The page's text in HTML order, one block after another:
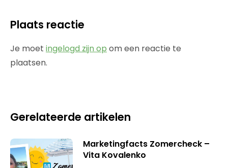
Plaats reactie
Je moet ingelogd zijn op om een reactie te
plaatsen.
Gerelateerde artikelen
Marketingfacts Zomercheck –
Vita Kovalenko